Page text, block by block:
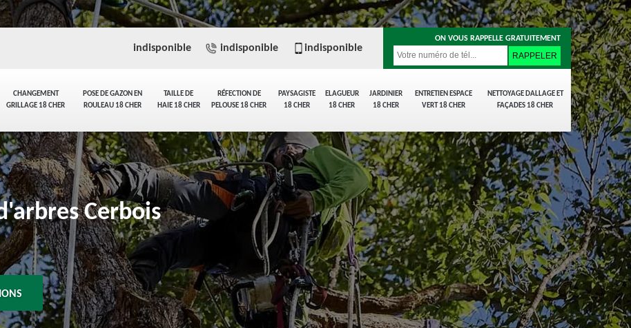
CHANGEMENT
GRILLAGE 18 CHER
POSE DE GAZON EN
ROULEAU 18 CHER
TAILLE DE
HAIE 18 CHER
RÉFECTION DE
PELOUSE 18 CHER
PAYSAGISTE
18 CHER
ELAGUEUR
18 CHER
JARDINIER
18 CHER
ENTRETIEN ESPACE
VERT 18 CHER
NETTOYAGE DALLAGE ET
FAÇADES 18 CHER
indisponible indisponible indisponible
ON VOUS RAPPELLE GRATUITEMENT
Cerbois